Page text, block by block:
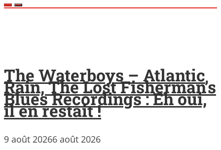
The Waterboys – Atlantic
Rain, The Lost Fisherman’s
Blues Recordings : Eh oui,
il en restait !
9 août 20266 août 2026